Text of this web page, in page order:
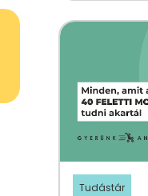
Tudástár